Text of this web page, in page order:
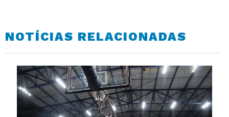
NOTÍCIAS RELACIONADAS